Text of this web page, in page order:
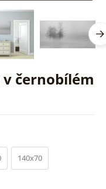
černobílém
140x70